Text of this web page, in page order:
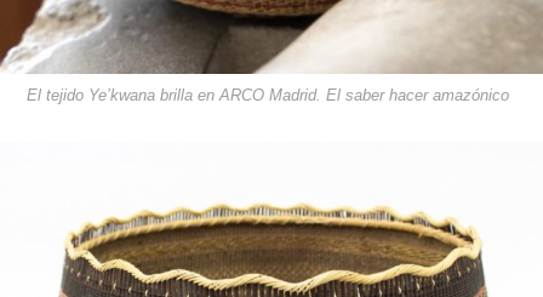
El tejido Ye’kwana brilla en ARCO Madrid. El saber hacer amazónico